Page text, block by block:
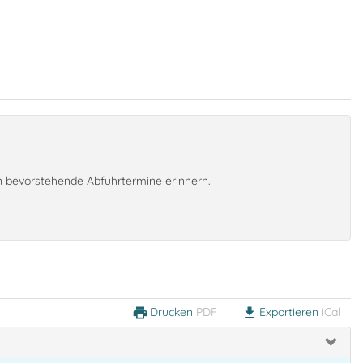
Abfuhrtermine erinnern.
print Drucken PDF download Exportieren iCal